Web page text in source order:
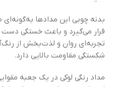
بدنه چوبی این مدادها
قرار می‌گیرد و باعث خستگی دست
تجربه‌ای روان و لذت‌بخش از
شکستگی مقاومت بالایی دارد.
مداد رنگی لوکی در یک جعبه